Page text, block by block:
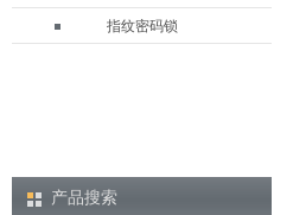
产品搜索
指纹密码锁